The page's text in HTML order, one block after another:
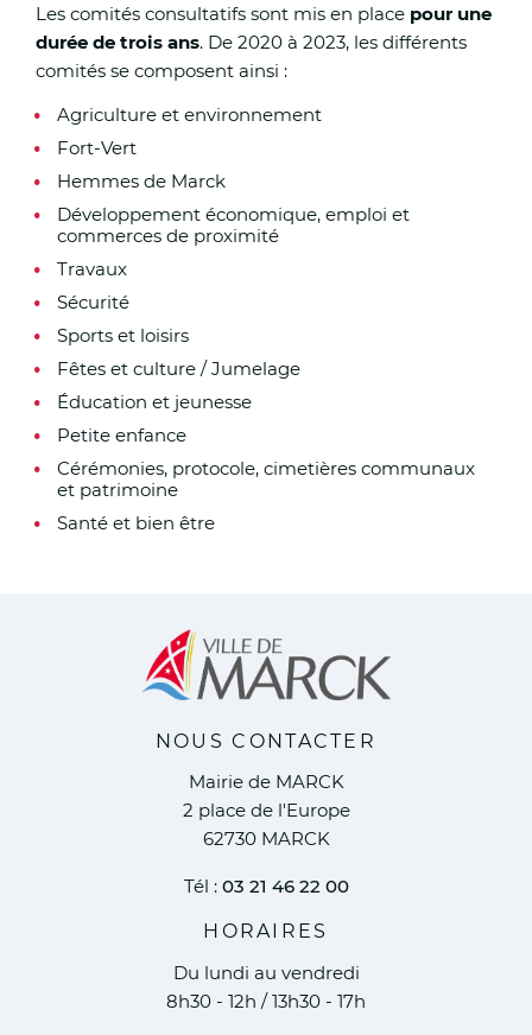
Les comités consultatifs sont mis en place pour une
durée de trois ans. De 2020 à 2023, les différents
comités se composent ainsi :
Agriculture et environnement
Fort-Vert
Hemmes de Marck
Développement économique, emploi et
commerces de proximité
Travaux
Sécurité
Sports et loisirs
Fêtes et culture / Jumelage
Éducation et jeunesse
Petite enfance
Cérémonies, protocole, cimetières communaux
et patrimoine
Santé et bien être
NOUS CONTACTER
Mairie de MARCK
2 place de l'Europe
62730 MARCK
Tél : 03 21 46 22 00
HORAIRES
Du lundi au vendredi
8h30 - 12h / 13h30 - 17h